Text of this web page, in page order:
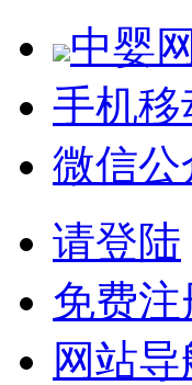
中婴
手机移
微信公
请登陆
免费注
网站导